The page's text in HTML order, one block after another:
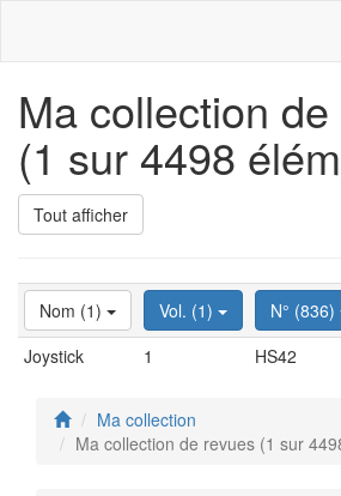
Ma collection
(1 sur 4498
Tout afficher
Nom (1) Vol. (1) N° (836)
Joystick
1 HS42
Ma collection
Ma collection de revues (1 sur